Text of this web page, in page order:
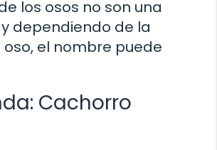
los osos no son una
dependiendo de la
el nombre puede
Cachorro